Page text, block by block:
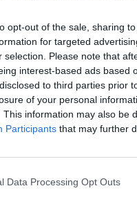
opt-out of the sale, sharing
for targeted
selection. Please note that
interest-based ads based
to third parties prior
of your personal
This information may also be
Participants that may further
Data Processing Opt Outs
vacances scolaires